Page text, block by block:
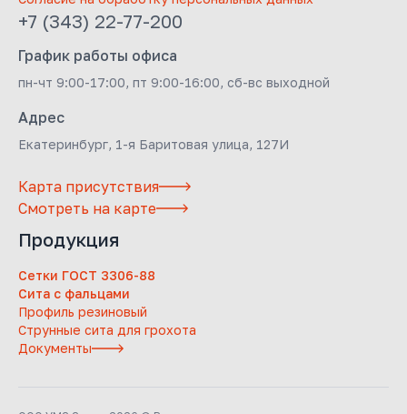
+7 (343) 22-77-200
График работы офиса
пн-чт 9:00-17:00, пт 9:00-16:00, сб-вс выходной
Адрес
Екатеринбург, 1-я Баритовая улица, 127И
Карта присутствия
Смотреть на карте
Продукция
Сетки ГОСТ 3306-88
Сита с фальцами
Профиль резиновый
Струнные сита для грохота
Документы